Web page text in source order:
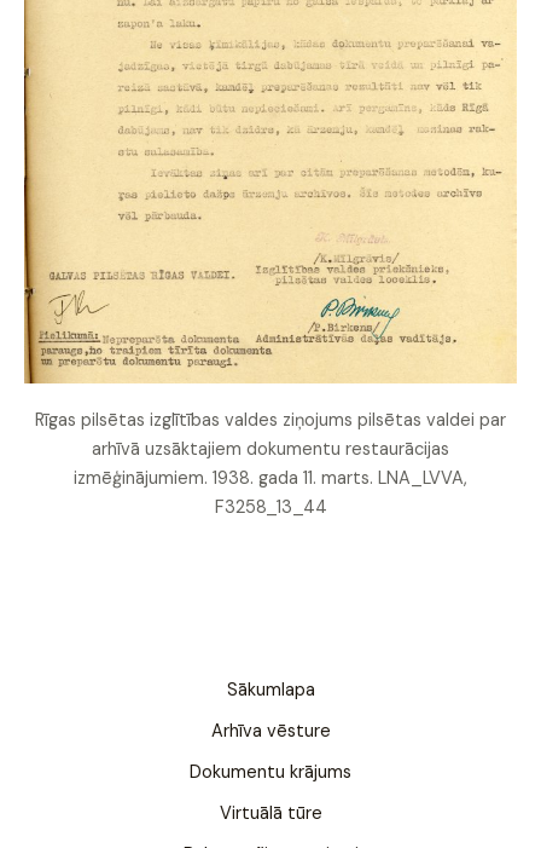
Rīgas pilsētas izglītības valdes ziņojums pilsētas valdei par
arhīvā uzsāktajiem dokumentu restaurācijas
izmēģinājumiem. 1938. gada 11. marts. LNA_LVVA,
F3258_13_44
Sākumlapa
Arhīva vēsture
Dokumentu krājums
Virtuālā tūre